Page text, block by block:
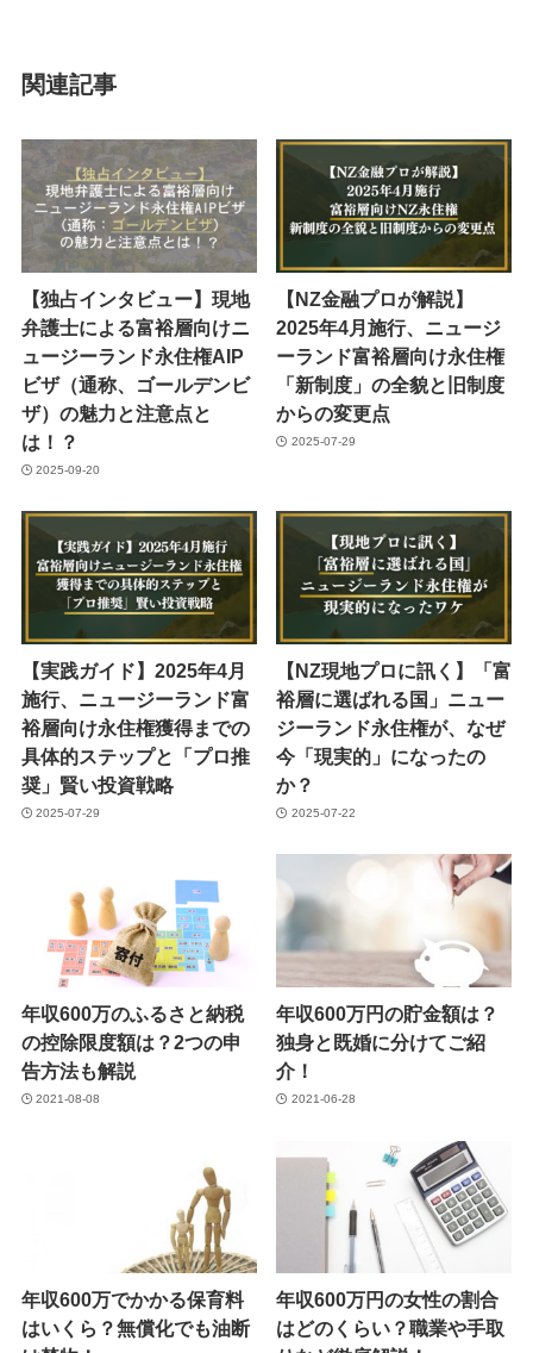
関連記事
【独占インタビュー】現地
弁護士による富裕層向けニ
ュージーランド永住権AIP
ビザ（通称、ゴールデンビ
ザ）の魅力と注意点と
は！？
2025-09-20
【NZ金融プロが解説】
2025年4月施行、ニュージ
ーランド富裕層向け永住権
「新制度」の全貌と旧制度
からの変更点
2025-07-29
【実践ガイド】2025年4月
施行、ニュージーランド富
裕層向け永住権獲得までの
具体的ステップと「プロ推
奨」賢い投資戦略
2025-07-29
【NZ現地プロに訊く】「富
裕層に選ばれる国」ニュー
ジーランド永住権が、なぜ
今「現実的」になったの
か？
2025-07-22
年収600万のふるさと納税
の控除限度額は？2つの申
告方法も解説
2021-08-08
年収600万円の貯金額は？
独身と既婚に分けてご紹
介！
2021-06-28
年収600万でかかる保育料
はいくら？無償化でも油断
年収600万円の女性の割合
はどのくらい？職業や手取